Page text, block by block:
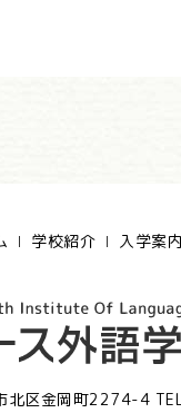
学校紹介 入学案内
北区金岡町2274-4